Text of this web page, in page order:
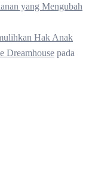
yang Mengubah
Hak Anak
Dreamhouse pada